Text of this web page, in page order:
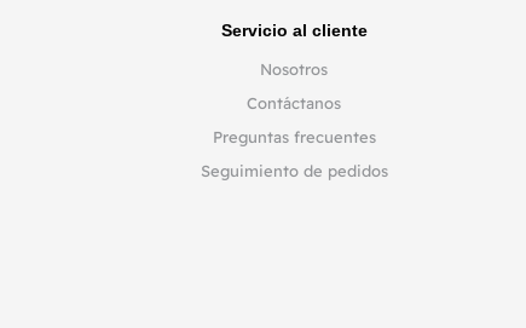
Servicio al cliente
Nosotros
Contáctanos
Preguntas frecuentes
Seguimiento de pedidos